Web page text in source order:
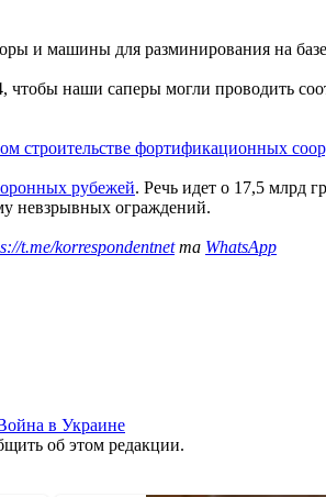
и машины для разминирования на
наши саперы могли проводить
строительстве фортификационных
рубежей. Речь идет о 17,5 млрд
невзрывных ограждений.
t.me/korrespondentnetта WhatsApp
в Украине
об этом редакции.